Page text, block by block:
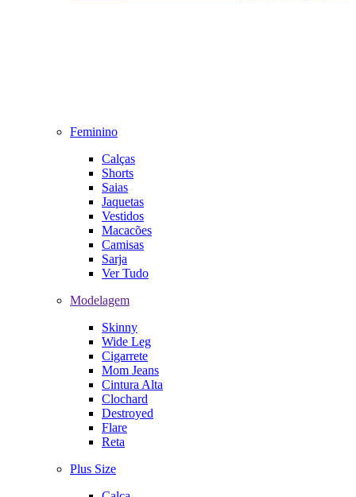
Feminino
Calças
Shorts
Saias
Jaquetas
Vestidos
Macacões
Camisas
Sarja
Ver Tudo
Modelagem
Skinny
Wide Leg
Cigarrete
Mom Jeans
Cintura Alta
Clochard
Destroyed
Flare
Reta
Plus Size